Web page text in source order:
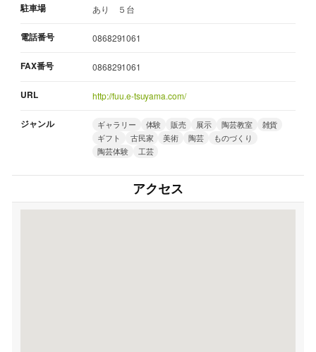
駐車場 あり ５台
電話番号 0868291061
FAX番号 0868291061
URL http://fuu.e-tsuyama.com/
ジャンル ギャラリー 体験 販売 展示 陶芸教室
雑貨
ギフト
古民家 美術 陶芸
ものづくり
陶芸体験
工芸
アクセス